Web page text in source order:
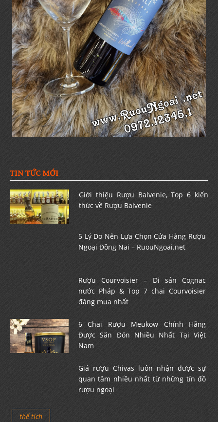
TIN TỨC MỚI
Giới thiệu Rượu Balvenie, Top 6 kiến
thức về Rượu Balvenie
5 Lý Do Nên Lựa Chọn Cửa Hàng Rượu
Ngoại Đồng Nai – RuouNgoai.net
Rượu Courvoisier – Di sản Cognac
nước Pháp & Top 7 chai Courvoisier
đáng mua nhất
6 Chai Rượu Meukow Chính Hãng
Được Săn Đón Nhiều Nhất Tại Việt
Nam
Giá rượu Chivas luôn nhận được sự
quan tâm nhiều nhất từ những tín đồ
rượu ngoại
thể tích